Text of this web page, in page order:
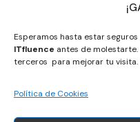
Esperamos hasta estar
ITfluence antes de
terceros para mejorar tu visita.
Política de Cookies
Apúntate